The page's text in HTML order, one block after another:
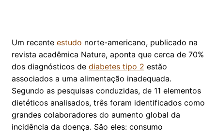
Um recente estudo norte-americano, publicado na
revista acadêmica Nature, aponta que cerca de 70%
dos diagnósticos de diabetes tipo 2 estão
associados a uma alimentação inadequada.
Segundo as pesquisas conduzidas, de 11 elementos
dietéticos analisados, três foram identificados como
grandes colaboradores do aumento global da
incidência da doença. São eles: consumo